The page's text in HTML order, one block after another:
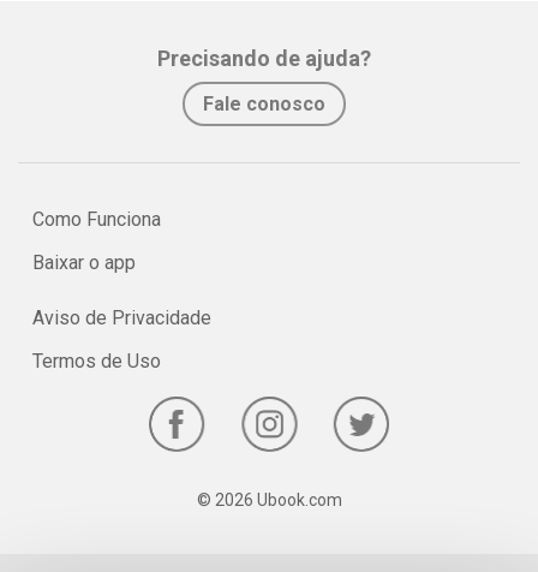
sido visto como algo, de alguma forma, interessante.
Precisando de ajuda?
Fale conosco
Como Funciona
Baixar o app
Aviso de Privacidade
Termos de Uso
© 2026 Ubook.com